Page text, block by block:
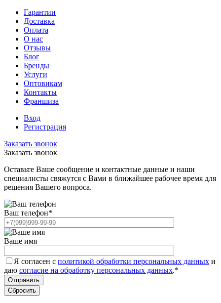
Гарантии
Доставка
Оплата
О нас
Отзывы
Блог
Бренды
Услуги
Оптовикам
Контакты
Франшиза
Вход
Регистрация
Заказать звонок
Заказать звонок
Оставьте Ваше сообщение и контактные данные и наши
специалисты свяжутся с Вами в ближайшее рабочее время для
решения Вашего вопроса.
Ваш телефон*
Ваше имя
Я согласен с политикой обработки персональных данных и
даю согласие на обработку персональных данных.*